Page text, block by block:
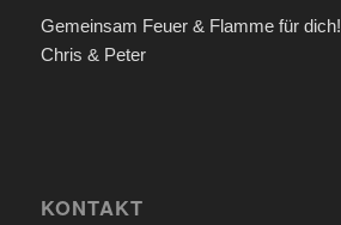
Gemeinsam Feuer & Flamme für dich!
Chris & Peter
KONTAKT